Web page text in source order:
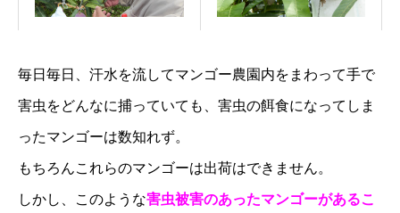
毎日毎日、汗水を流してマンゴー農園内をまわって手で
害虫をどんなに捕っていても、害虫の餌食になってしま
ったマンゴーは数知れず。
もちろんこれらのマンゴーは出荷はできません。
しかし、このような害虫被害のあったマンゴーがあるこ